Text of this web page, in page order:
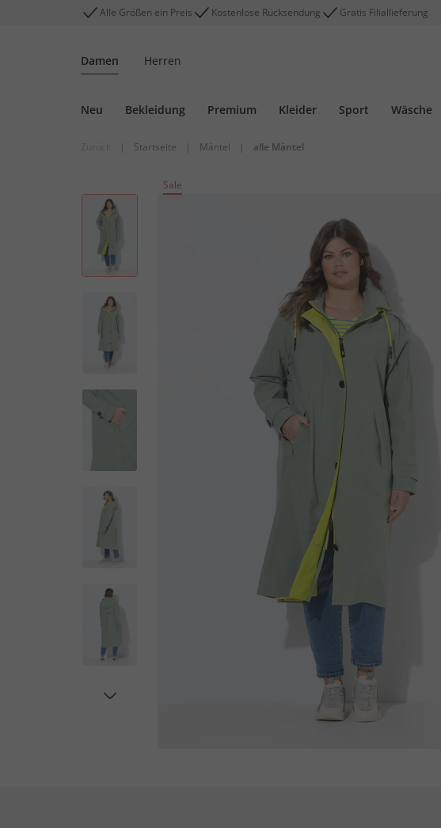
Alle Größen ein Preis Kostenlose Rücksendung Gratis Filiallieferung
Damen Herren
Neu Bekleidung Premium Kleider Sport Wäsche
| Startseite | Mäntel | alle Mäntel
Sale